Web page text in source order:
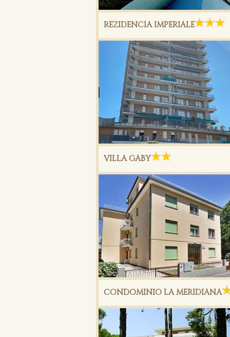
REZIDENCIA IMPERIALE
VILLA GABY
CONDOMINIO LA MERIDIANA